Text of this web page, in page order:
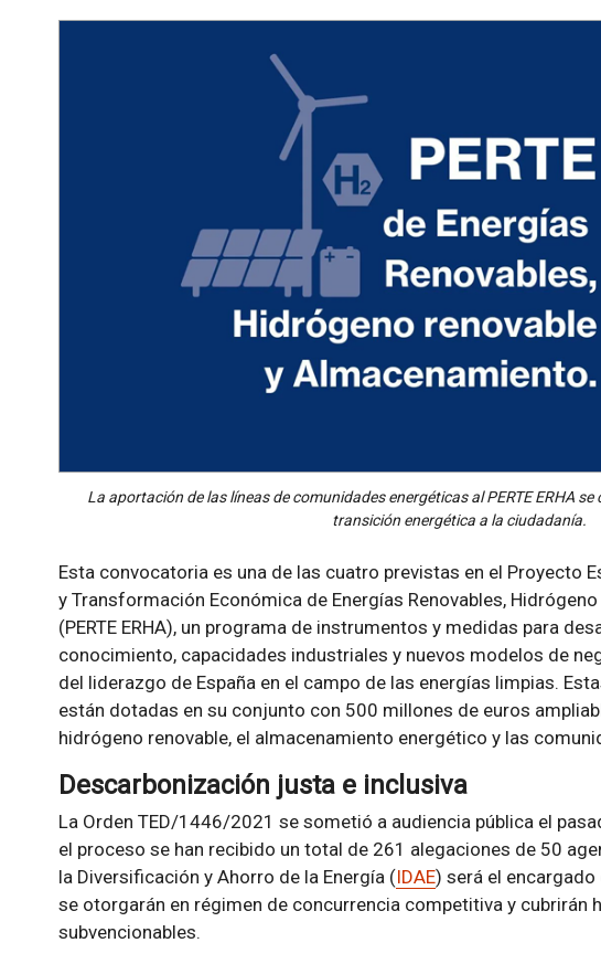
La aportación de las líneas de comunidades energéticas al PERTE ERHA
transición energética a la ciudadanía.
Esta convocatoria es una de las cuatro previstas en el Proyecto
y Transformación Económica de Energías Renovables,
(PERTE ERHA), un programa de instrumentos y medidas para
conocimiento, capacidades industriales y nuevos modelos de
del liderazgo de España en el campo de las energías limpias.
están dotadas en su conjunto con 500 millones de euros
hidrógeno renovable, el almacenamiento energético y las
Descarbonización justa e inclusiva
La Orden TED/1446/2021 se sometió a audiencia pública el
el proceso se han recibido un total de 261 alegaciones de 50
la Diversificación y Ahorro de la Energía (IDAE) será el
se otorgarán en régimen de concurrencia competitiva y cubrirán
subvencionables.